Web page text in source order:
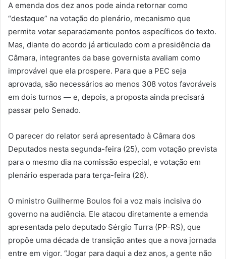
A emenda dos dez anos pode ainda retornar como
“destaque” na votação do plenário, mecanismo que
permite votar separadamente pontos específicos do texto.
Mas, diante do acordo já articulado com a presidência da
Câmara, integrantes da base governista avaliam como
improvável que ela prospere. Para que a PEC seja
aprovada, são necessários ao menos 308 votos favoráveis
em dois turnos — e, depois, a proposta ainda precisará
passar pelo Senado.
O parecer do relator será apresentado à Câmara dos
Deputados nesta segunda-feira (25), com votação prevista
para o mesmo dia na comissão especial, e votação em
plenário esperada para terça-feira (26).
O ministro Guilherme Boulos foi a voz mais incisiva do
governo na audiência. Ele atacou diretamente a emenda
apresentada pelo deputado Sérgio Turra (PP-RS), que
propõe uma década de transição antes que a nova jornada
entre em vigor. “Jogar para daqui a dez anos, a gente não